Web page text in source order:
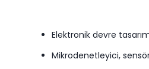
Elektronik devre
Mikrodenetleyici,